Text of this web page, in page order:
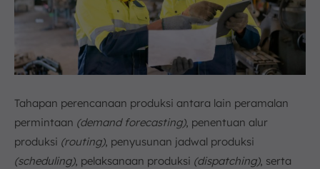
Tahapan perencanaan produksi antara lain peramalan
permintaan (demand forecasting), penentuan alur
produksi (routing), penyusunan jadwal produksi
(scheduling), pelaksanaan produksi (dispatching), serta